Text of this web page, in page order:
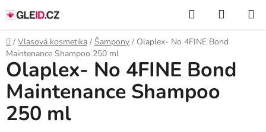
na
obsah
Hledat
KOŠÍK
Domů
/ Vlasová kosmetika / Šampony / Olaplex- No 4FINE Bond
Maintenance Shampoo 250 ml
Olaplex- No 4FINE Bond
Maintenance Shampoo
250 ml